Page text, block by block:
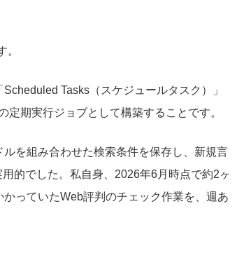
Tasks（スケジュールタスク）」
期実行ジョブとして構築することです。
を組み合わせた検索条件を保存し、新規言
的でした。私自身、2026年6月時点で約2ヶ
っていたWeb評判のチェック作業を、週あ